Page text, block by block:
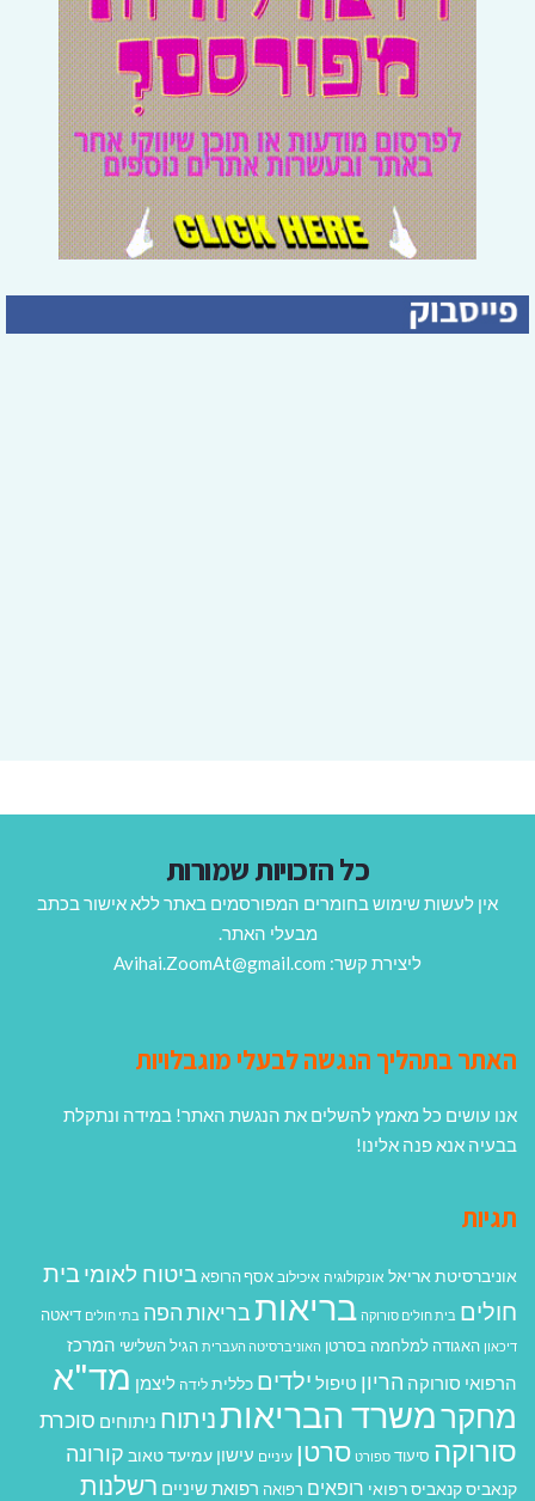
כל הזכויות שמורות
אין לעשות שימוש בחומרים המפורסמים באתר ללא אישור בכתב
מבעלי האתר.
ליצירת קשר: Avihai.ZoomAt@gmail.com
האתר בתהליך הנגשה לבעלי מוגבלויות
אנו עושים כל מאמץ להשלים את הנגשת האתר! במידה ונתקלת
בבעיה אנא פנה אלינו!
תגיות
אוניברסיטת אריאל אונקולוגיה איכילוב אסף הרופא ביטוח לאומיבית
חולים בית חולים סורוקה בריאותבריאות הפה בתי חולים דיאטה
דיכאון האגודה למלחמה בסרטן האוניברסיטה העברית הגיל השלישי המרכז
הרפואי סורוקה הריון טיפול ילדים כללית לידה ליצמן מד"א
מחקרמשרד הבריאותניתוח ניתוחים סוכרת
סורוקה סיעוד ספורט סרטן עיניים עישון עמיעד טאוב קורונה
קנאביסקנאביס רפואי רופאים רפואה רפואת שיניים רשלנות